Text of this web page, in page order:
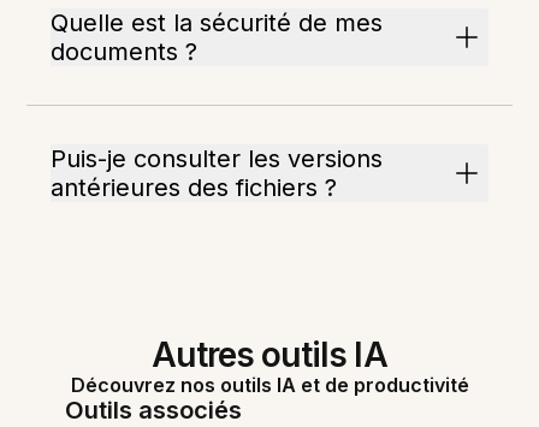
Quelle est la sécurité de mes
documents ?
Puis-je consulter les versions
antérieures des fichiers ?
Autres outils IA
Découvrez nos outils IA et de productivité
Outils associés